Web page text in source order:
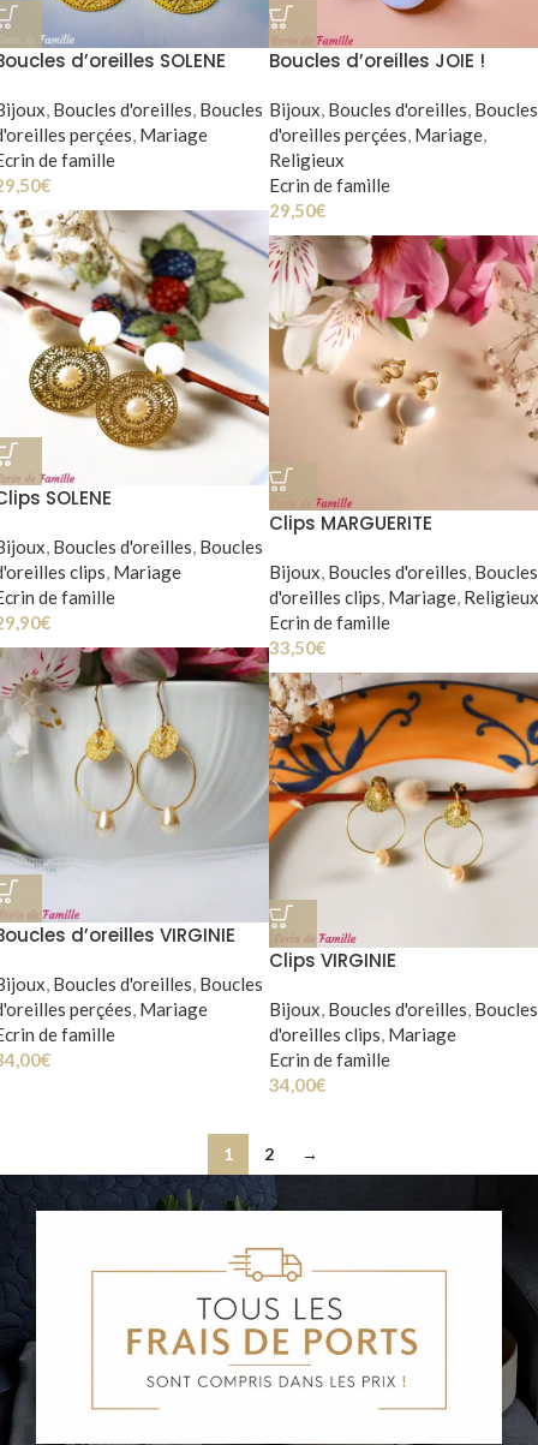
d’oreilles SOLENE
, Boucles d'oreilles, Boucles
perçées, Mariage
de famille
€
Boucles d’oreilles JOIE !
Bijoux, Boucles d'oreilles, Boucles
d'oreilles perçées, Mariage,
Religieux
Ecrin de famille
29,50€
SOLENE
, Boucles d'oreilles, Boucles
clips, Mariage
de famille
€
Clips MARGUERITE
Bijoux, Boucles d'oreilles, Boucles
d'oreilles clips, Mariage, Religieux
Ecrin de famille
33,50€
d’oreilles VIRGINIE
, Boucles d'oreilles, Boucles
perçées, Mariage
de famille
€
Clips VIRGINIE
Bijoux, Boucles d'oreilles, Boucles
d'oreilles clips, Mariage
Ecrin de famille
34,00€
1 2 →